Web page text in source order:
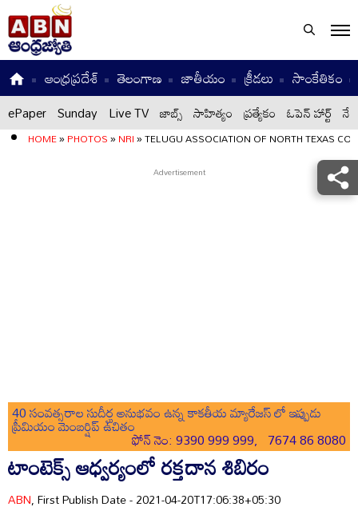
ఆంధ్రప్రదేశ్ తెలంగాణ జాతీయం క్రీడలు సాంకేతికం
ePaper Sunday Live TV జాబ్స్ సాహిత్యం ప్రత్యేకం ఓపెన్ హార్ట్
HOME»PHOTOS»NRI»TELUGU ASSOCIATION OF NORTH TEXAS
40 సంవత్సరాల సుదీర్ఘ అనుభవం ఉన్న కాకతీయ మ్యారేజస్ లో ఇప్పుడు
ప్రీమియం మెంబర్షిప్ ఉచితం
ఫోన్ నెం: 9390 999 999, 7674 86 8080
టాంటెక్స్ ఆధ్వర్యంలో రక్తదాన శిబిరం
ABN, First Publish Date - 2021-04-20T17:06:38+05:30